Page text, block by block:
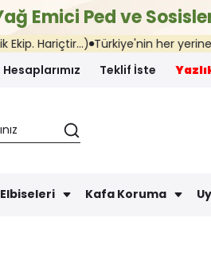
Emici Ped ve
Türkiye'nin her yerine aynı günde
Teklif İste
Kafa Koruma